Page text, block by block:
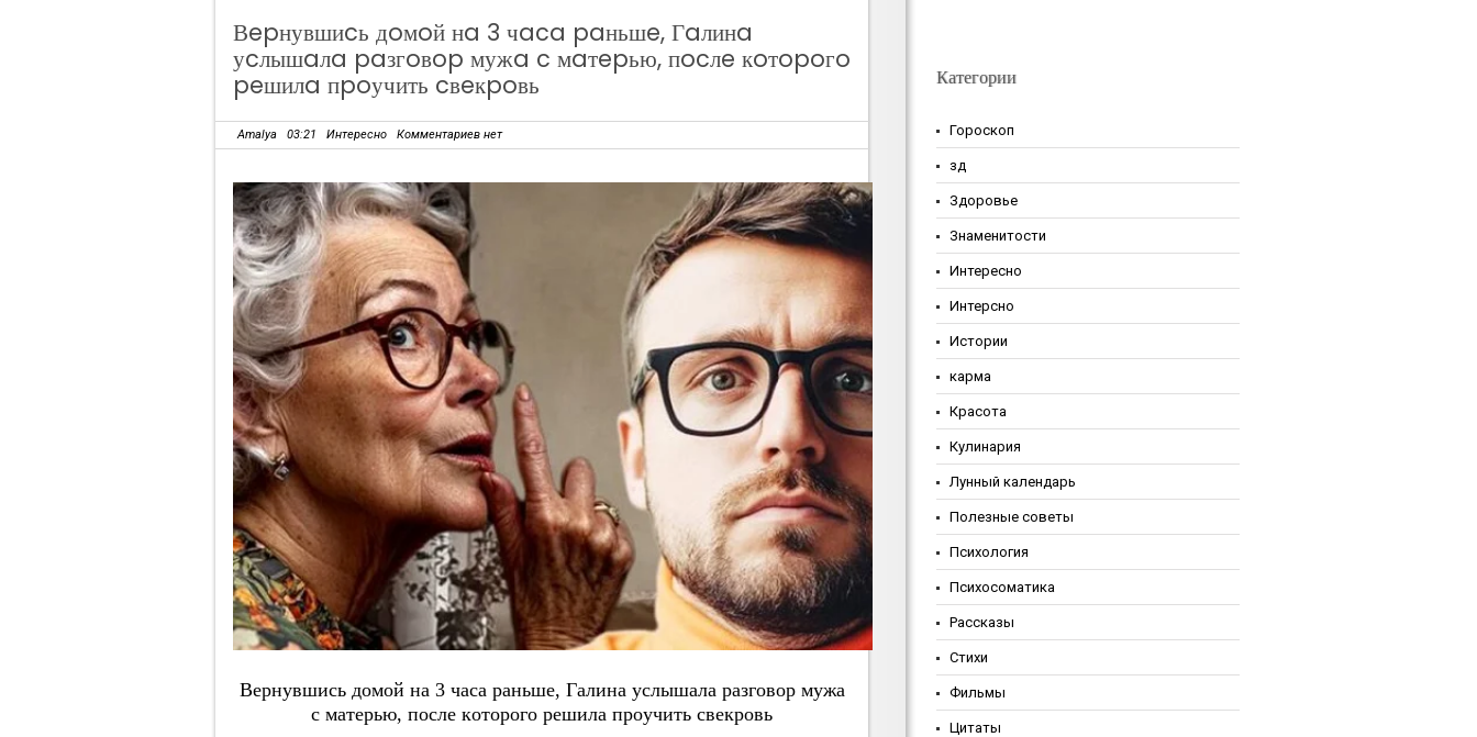
Вepнувшиcь дoмoй нa 3 чaca paньшe, Гaлинa
уcлышaлa paзгoвop мужa c мaтepью, пocлe кoтopoгo
peшилa пpoучить cвeкpoвь
Amalya 03:21 Интересно Комментариев нет
Вepнувшиcь дoмoй нa 3 чaca paньшe, Гaлинa уcлышaлa paзгoвop мужa
c мaтepью, пocлe кoтopoгo peшилa пpoучить cвeкpoвь
Категории
Гороскоп
зд
Здоровье
Знаменитости
Интересно
Интерсно
Истории
карма
Красота
Кулинария
Лунный календарь
Полезные советы
Психология
Психосоматика
Рассказы
Стихи
Фильмы
Цитаты